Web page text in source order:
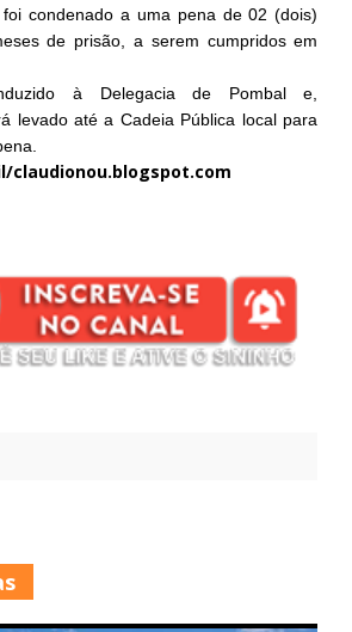
foi condenado a uma pena de 02 (dois)
de prisão, a serem cumpridos em
à Delegacia de Pombal e,
levado até a Cadeia Pública local para
claudionou.blogspot.com